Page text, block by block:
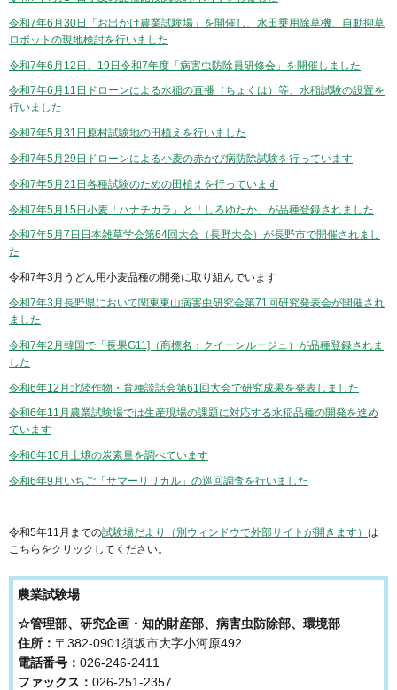
令和7年6月30日「お出かけ農業試験場」を開催し、水田乗用除草機、自動抑草
ロボットの現地検討を行いました
令和7年6月12日、19日令和7年度「病害虫防除員研修会」を開催しました
令和7年6月11日ドローンによる水稲の直播（ちょくは）等、水稲試験の設置を
行いました
令和7年5月31日原村試験地の田植えを行いました
令和7年5月29日ドローンによる小麦の赤かび病防除試験を行っています
令和7年5月21日各種試験のための田植えを行っています
令和7年5月15日小麦「ハナチカラ」と「しろゆたか」が品種登録されました
令和7年5月7日日本雑草学会第64回大会（長野大会）が長野市で開催されまし
た
令和7年3月うどん用小麦品種の開発に取り組んでいます
令和7年3月長野県において関東東山病害虫研究会第71回研究発表会が開催され
ました
令和7年2月韓国で「長果G11]（商標名：クイーンルージュ）が品種登録されま
した
令和6年12月北陸作物・育種談話会第61回大会で研究成果を発表しました
令和6年11月農業試験場では生産現場の課題に対応する水稲品種の開発を進め
ています
令和6年10月土壌の炭素量を調べています
令和6年9月いちご「サマーリリカル」の巡回調査を行いました
令和5年11月までの試験場だより（別ウィンドウで外部サイトが開きます） は
こちらをクリックしてください。
農業試験場
☆管理部、研究企画・知的財産部、病害虫防除部、環境部
住所： 〒382-0901須坂市大字小河原492
電話番号： 026-246-2411
ファックス： 026-251-2357